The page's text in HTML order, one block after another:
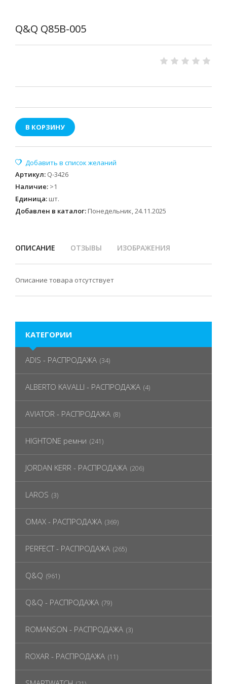
Q&Q Q85B-005
В КОРЗИНУ
Артикул: Q-3426
Наличие: >1
Единица: шт.
Добавлен в каталог: Понедельник, 24.11.2025
ОПИСАНИЕ ОТЗЫВЫ ИЗОБРАЖЕНИЯ
Описание товара отсутствует
КАТЕГОРИИ
ADIS - РАСПРОДАЖА (34)
ALBERTO KAVALLI - РАСПРОДАЖА (4)
AVIATOR - РАСПРОДАЖА (8)
HIGHTONE ремни (241)
JORDAN KERR - РАСПРОДАЖА (206)
LAROS (3)
OMAX - РАСПРОДАЖА (369)
PERFECT - РАСПРОДАЖА (265)
Q&Q (961)
Q&Q - РАСПРОДАЖА (79)
ROMANSON - РАСПРОДАЖА (3)
ROXAR - РАСПРОДАЖА (11)